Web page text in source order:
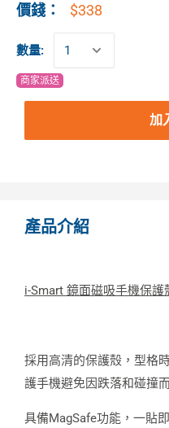
價錢： $338
數量:
商家派送
加
產品介紹
i-Smart 鏡面磁吸手機保護
採用高清的保護殼，型格
護手機避免因跌落和碰撞
具備MagSafe功能，一貼